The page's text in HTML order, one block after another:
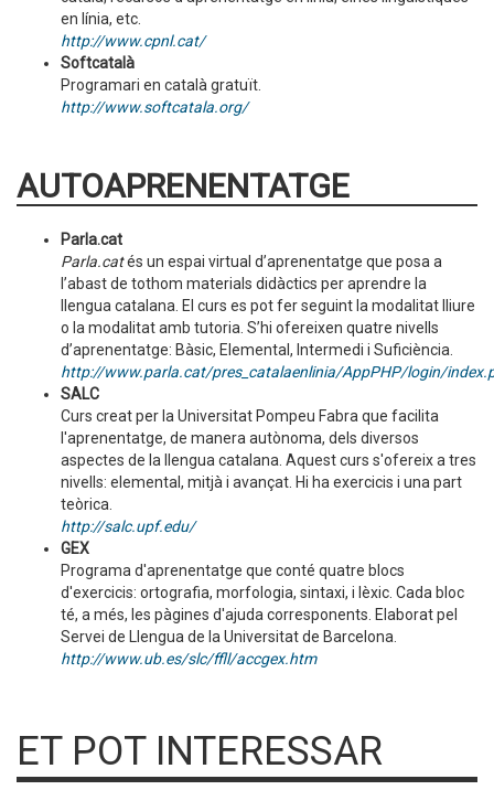
en línia, etc.
http://www.cpnl.cat/
Softcatalà
Programari en català gratuït.
http://www.softcatala.org/
AUTOAPRENENTATGE
Parla.cat
Parla.catés un espai virtual d’aprenentatge que posa a
l’abast de tothom materials didàctics per aprendre la
llengua catalana. El curs es pot fer seguint la modalitat lliure
o la modalitat amb tutoria. S’hi ofereixen quatre nivells
d’aprenentatge: Bàsic, Elemental, Intermedi i Suficiència.
http://www.parla.cat/pres_catalaenlinia/AppPHP/login/
SALC
Curs creat per la Universitat Pompeu Fabra que facilita
l'aprenentatge, de manera autònoma, dels diversos
aspectes de la llengua catalana. Aquest curs s'ofereix a tres
nivells: elemental, mitjà i avançat. Hi ha exercicis i una part
teòrica.
http://salc.upf.edu/
GEX
Programa d'aprenentatge que conté quatre blocs
d'exercicis: ortografia, morfologia, sintaxi, i lèxic. Cada bloc
té, a més, les pàgines d'ajuda corresponents. Elaborat pel
Servei de Llengua de la Universitat de Barcelona.
http://www.ub.es/slc/ffll/accgex.htm
ET POT INTERESSAR